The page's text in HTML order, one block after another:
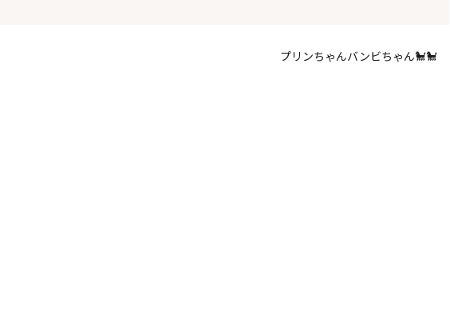
プリンちゃんバンビちゃん🐩🐩